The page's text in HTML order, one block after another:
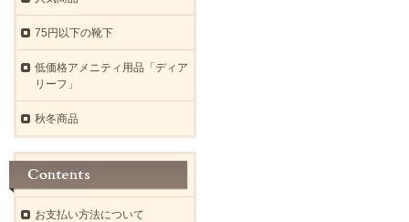
75円以下の靴下
低価格アメニティ用品「ディア
リーフ」
秋冬商品
お支払い方法について